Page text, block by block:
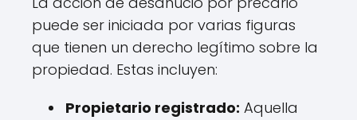
puede ser iniciada por varias figuras
que tienen un derecho legítimo sobre la
propiedad. Estas incluyen:
Propietario registrado: Aquella